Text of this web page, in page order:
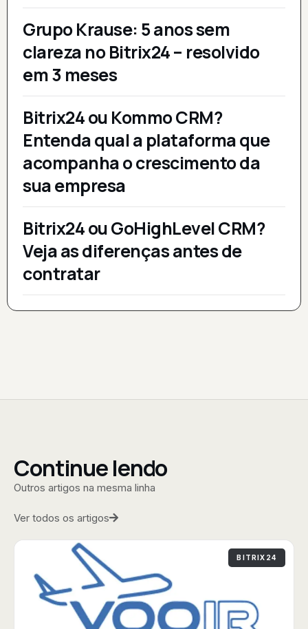
Grupo Krause: 5 anos sem
clareza no Bitrix24 – resolvido
em 3 meses
Bitrix24 ou Kommo CRM?
Entenda qual a plataforma que
acompanha o crescimento da
sua empresa
Bitrix24 ou GoHighLevel CRM?
Veja as diferenças antes de
contratar
Continue lendo
Outros artigos na mesma linha
Ver todos os artigos
BITRIX24